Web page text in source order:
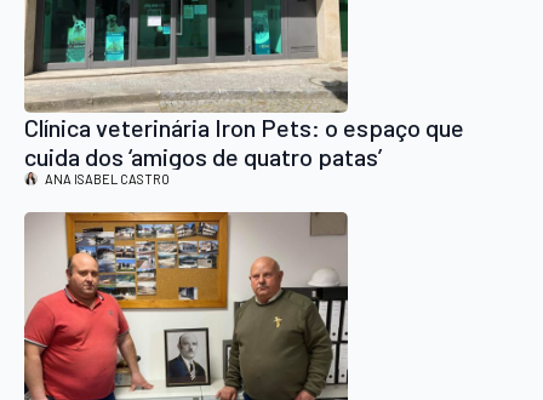
Clínica veterinária Iron Pets: o espaço que
cuida dos ‘amigos de quatro patas’
ANA ISABEL CASTRO